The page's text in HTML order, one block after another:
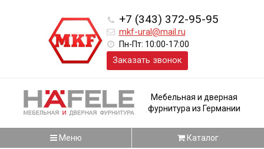
+7 (343) 372-95-95
mkf-ural@mail.ru
Пн-Пт: 10:00-17:00
Заказать звонок
Мебельная и дверная
фурнитура из Германии
Меню Каталог